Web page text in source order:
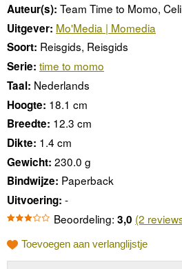
Auteur(s): Team Time to Momo,
Uitgever: Mo'Media | Momedia
Soort: Reisgids, Reisgids
Serie: time to momo
Taal: Nederlands
Hoogte: 18.1 cm
Breedte: 12.3 cm
Dikte: 1.4 cm
Gewicht: 230.0 g
Bindwijze: Paperback
Uitvoering: -
Beoordeling: 3,0 (2
Toevoegen aan verlanglijstje